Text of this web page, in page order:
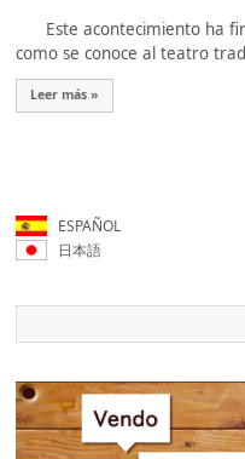
Este acontecimiento ha
como se conoce al teatro
Leer más »
ESPAÑOL
日本語